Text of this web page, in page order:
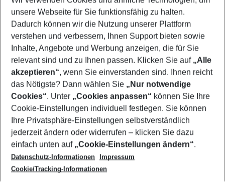
Mehr Filter anzeigen
Footer
Footer navigation
Über uns
AGB
Cookie-Einstellungen ändern
Cookie-Richtlinie
Datenschutz
Service & Hilfe
Barrierefreies Reisen
Check-in
Folgen Sie uns
unsere Webseite für Sie funktionsfähig zu halten.
Dadurch können wir die Nutzung unserer Plattform
verstehen und verbessern, Ihnen Support bieten sowie
Inhalte, Angebote und Werbung anzeigen, die für Sie
relevant sind und zu Ihnen passen. Klicken Sie auf „Alle
akzeptieren“, wenn Sie einverstanden sind. Ihnen reicht
das Nötigste? Dann wählen Sie „Nur notwendige
Cookies“. Unter „Cookies anpassen“ können Sie Ihre
Cookie-Einstellungen individuell festlegen. Sie können
Ihre Privatsphäre-Einstellungen selbstverständlich
jederzeit ändern oder widerrufen – klicken Sie dazu
einfach unten auf „Cookie-Einstellungen ändern“.
Datenschutz-Informationen
Impressum
Cookie/Tracking-Informationen